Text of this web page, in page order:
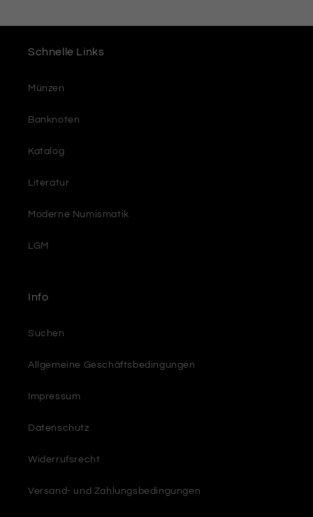
Schnelle Links
Münzen
Banknoten
Katalog
Literatur
Moderne Numismatik
LGM
Info
Suchen
Allgemeine Geschäftsbedingungen
Impressum
Datenschutz
Widerrufsrecht
Versand- und Zahlungsbedingungen